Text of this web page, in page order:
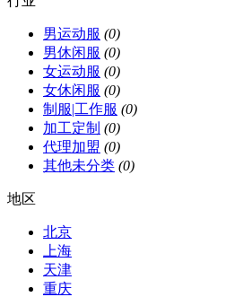
男运动服 (0)
男休闲服 (0)
女运动服 (0)
女休闲服 (0)
制服|工作服 (0)
加工定制 (0)
代理加盟 (0)
其他未分类 (0)
地区
北京
上海
天津
重庆